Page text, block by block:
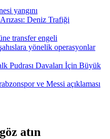
yangını
Deniz Trafiği
transfer engeli
yönelik operasyonlar
Pudrası Davaları İçin Büyük
ve Messi açıklaması
atın